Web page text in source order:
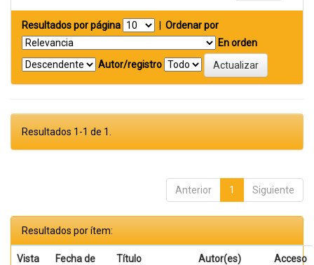
Resultados por página
Ordenar por
En orden
Autor/registro
Resultados 1-1 de 1.
Anterior 1 Siguiente
Resultados por ítem:
Vista
Fecha de
Título Autor(es) Acceso